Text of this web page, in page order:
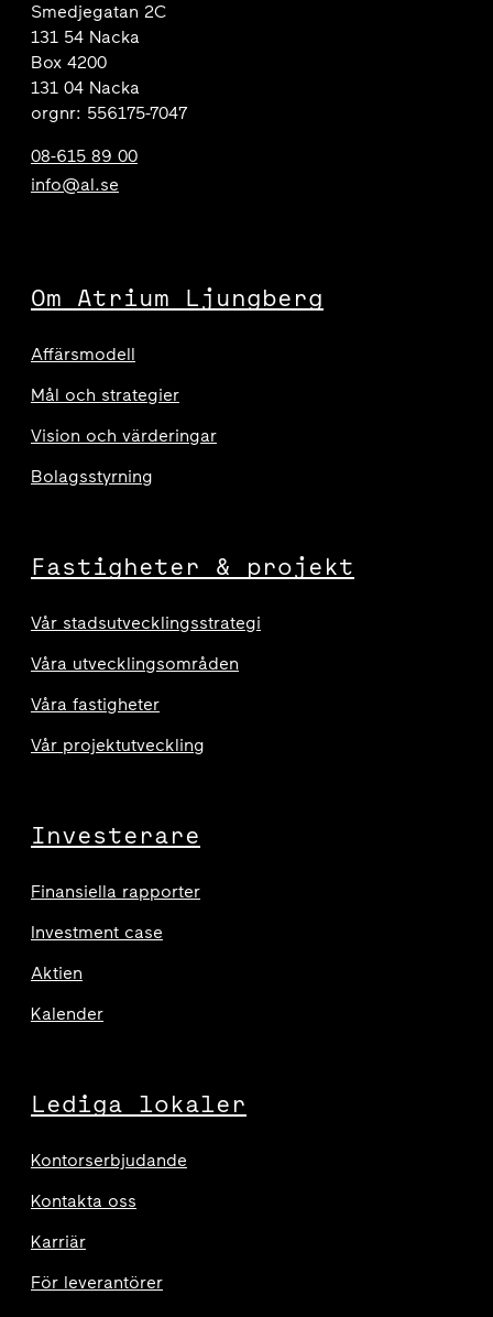
Smedjegatan 2C
131 54 Nacka
Box 4200
131 04 Nacka
orgnr: 556175-7047
08-615 89 00
info@al.se
Om Atrium Ljungberg
Affärsmodell
Mål och strategier
Vision och värderingar
Bolagsstyrning
Fastigheter & projekt
Vår stadsutvecklingsstrategi
Våra utvecklingsområden
Våra fastigheter
Vår projektutveckling
Investerare
Finansiella rapporter
Investment case
Aktien
Kalender
Lediga lokaler
Kontorserbjudande
Kontakta oss
Karriär
För leverantörer